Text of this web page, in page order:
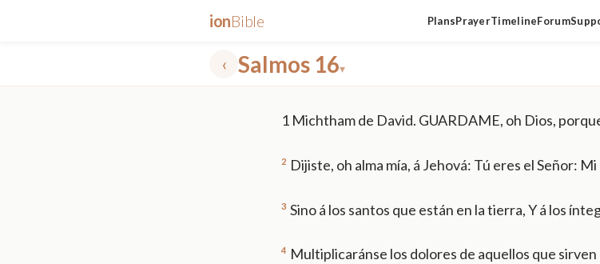
ionBible PlansPrayerTimelineForum
‹ Salmos 16▾
1 Michtham de David. GUARDAME, oh Dios,
2 Dijiste, oh alma mía, á Jehová: Tú eres el Señor:
3 Sino á los santos que están en la tierra, Y á los
4 Multiplicaránse los dolores de aquellos que